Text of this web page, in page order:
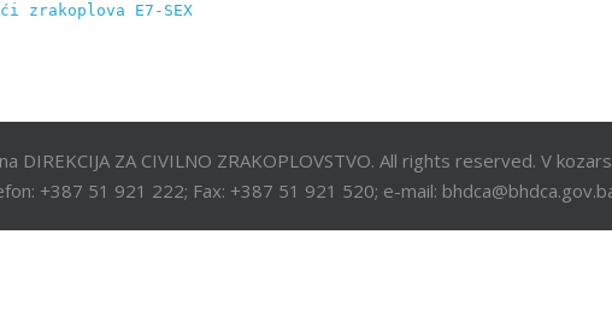
zrakoplova E7-SEX
DIREKCIJA ZA CIVILNO ZRAKOPLOVSTVO. All rights reserved. V
+387 51 921 222; Fax: +387 51 921 520; e-mail: